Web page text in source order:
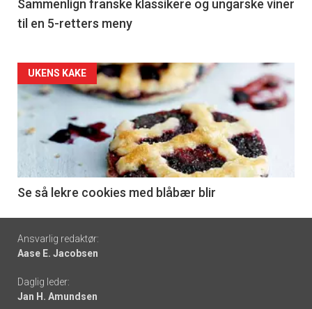
5
Sammenlign franske klassikere og ungarske viner
til en 5-retters meny
Forsiden
akkurat
nå
6
UKENS KAKE
Se så lekre cookies med blåbær blir
Footer
-
links
Ansvarlig redaktør:
Aase E. Jacobsen
Daglig leder:
Jan H. Amundsen